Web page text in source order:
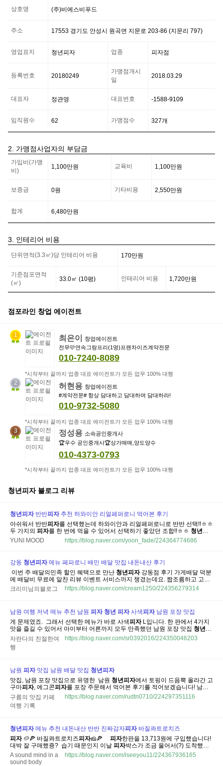
맹
부
현
보
상호명 (주)비에스비푸드
주소 17553 경기도 안성시 원곡면 지문로 203-86 (지문리 797)
영업표지 청년피자 업종 피자점
등록번호 20180249
가맹점개시
일
2018.03.29
대표자 정관영 대표번호 -1588-9109
임직원수 62 가맹점수 327개
2. 가맹점사업자의 부담금
맹
점
업
의
담
정
가입비(가맹
비)
1,100만원 교육비 1,100만원
보증금 0원 기타비용 2,550만원
합계 6,480만원
3. 인테리어 비용
테
어
비
용
보
단위면적(3.3㎡)당 인테리어 비용 170만원
기준점포면적
(㎡)
33.0㎡ (10평) 인테리어 비용 1,720만원
점포라인 창업 에이전트
1 최은이
창업에이전트
전무🩷연속그랑프리(1명)프랜차이즈계약전문
010-7240-8089
*시작부터 끝까지 업종 대표 에이전트가 모든 업무 100% 대행
2 허현용 창업에이전트
#계약전문# 항상 담대하고 담대하며 담대하라!
010-9732-5080
*시작부터 끝까지 업종 대표 에이전트가 모든 업무 100% 대행
3 정성용 소속공인중개사
🏆우수 공인중개사🏆상가매매,양도양수
010-4373-0793
*시작부터 끝까지 업종 대표 에이전트가 모든 업무 100% 대행
청년피자블로그 리뷰
청년피자반반피자추천 하와이안 리얼페퍼로니 먹어본 후기
아쉬워서 반반피자를 선택했는데 하와이안과 리얼페퍼로니로 반반 선택!!ㅎㅎ
두 가지의 피자를 한 번에 먹을 수 있어서 선택하기 좋았던 조합!!ㅎㅎ 청년
자 먹어본 솔직후기 남겨볼게요 ㅎㅎ ​ ​ ​ ​ 때마침 쿠팡 이츠에서 7천원즉시 할인
이라는 대박 소식!!! ㅎㅎ 어쩜 이렇게 상황이 잘 맞아떨어지는지 이건 시켜...
YUNI MOOD https://blog.naver.com/yoon_fade/224364774686
강동 청년피자메뉴 페파로니 배민 배달 맛집 내돈내산 후기
​ 이번 주 배달의민족 할인 혜택으로 만난 청년피자강동점 후기 가게배달 덕분
에 배달비 무료에 알찬 리뷰 이벤트 서비스까지 챙겼는데요. 짭조름하고 고소
해서 질리지 않는 베스트 메뉴 '리얼페퍼로니' 내돈내산 리뷰 시작할게요 ​
피자
강동점 영업정보 📍주소: 천호동 55-18 ⏳️영업시간: 매일 12:00 ~23:30...
크리미님의블로그 https://blog.naver.com/cream1250/224356279314
남원 여행 저녁 메뉴 추천 남원 피자 청년 피자사색피자남원 포장 맛집
게 문제였죠. ​ 그래서 선택한 메뉴가 바로 사색피자L입니다. 한 판에서 4가지
맛을 즐길 수 있어서 아이부터 어른까지 모두 만족했던 남원 포장 맛집 청년피
자 후기를 소개해 볼게요. ​ ​ 📍위치 전북특별자치도 남원시 시청로 28 ⏰시간
11:00 ~ 23:00 ☎️연락처 063-634-8200 배민 어플 포장 배달 가능 🚗주차 매장
앞 도로...
자란다의 친절한여
행
https://blog.naver.com/sr0392016/224350046203
남원 피자맛집 남원 배달 맛집 청년피자
맛집, 남원 포장 맛집으로 유명한 ​ 남원 청년피자에서 토핑이 드음뿍 올라간 고
구마피자, 에그콘피자를 포장 주문해서 먹어본 후기를 적어보겠습니다! 남원
청년 피자가게 정보 ​ ⏰ 영업시간 일~화 11시-23시 (매주 수요일 휴무) ​ 🚘 주
차 가게 앞 갓길주차 ​ 📍주소 전북 남원시 시청로 28 ​ ​ 가게 외부 모습 ​ 남원
년 피자 ...
구름의 맛집 카페
여행 기록
https://blog.naver.com/rudtn0710/224297351116
청년피자메뉴 추천 내돈내산 반반 진짜감자피자바질콰트로치즈
피자🥔🍕 바질콰트로치즈피자🧀🍕 ​ ​ ​ ​ 피자한판을 13,713원에 구입했습니다!
대박 잘 구매했죵? ​ 습기 때문인지 이날 피자박스가 조금 울어서(?) 도착했지
만 !! ​ 맛에는 문제 없었습니당! 처음 만나는청년피자!!!! 언박싱 진짜감자
& 바질콰트로치즈
​ ​ 일단 둘다 무난무난하게 맛있어서
A sound mind in a
sound body
https://blog.naver.com/iseeyou11/224367936165